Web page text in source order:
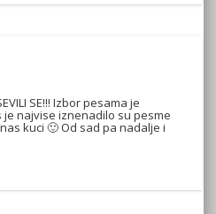
SE!!! Izbor pesama je
najvise iznenadilo su pesme
kuci 🙂 Od sad pa nadalje i